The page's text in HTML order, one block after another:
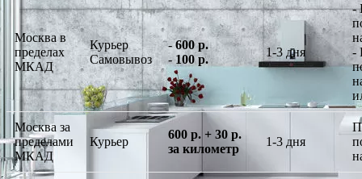
Москва в
пределах
МКАД
Курьер
Самовывоз
-600 р.
-100 р.
1-3 дня
-
-
Москва за
пределами
МКАД
Курьер
600 р. + 30 р.
за километр
1-3 дня